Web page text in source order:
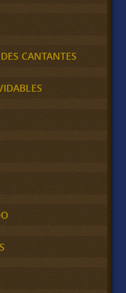
CANTANTES